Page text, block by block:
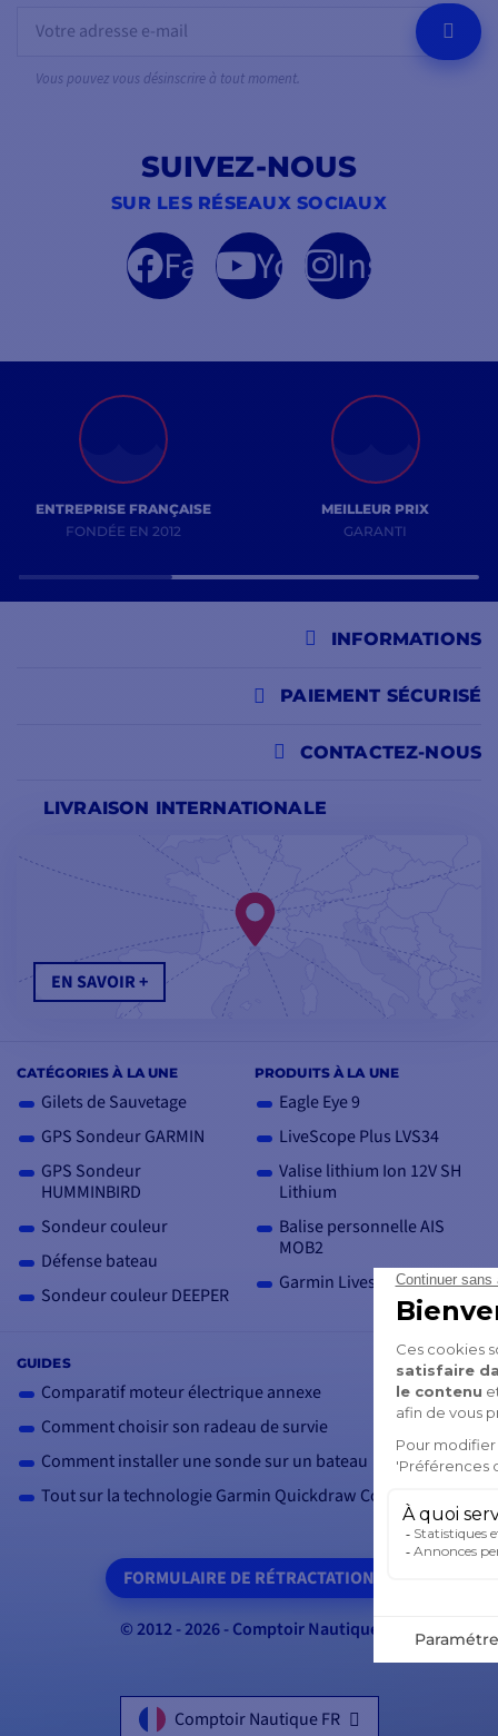
OK
Vous pouvez vous désinscrire à tout moment.
SUIVEZ-NOUS
SUR LES RÉSEAUX SOCIAUX
FacebookYouTubeInstagram
ENTREPRISE FRANÇAISE
FONDÉE EN 2012
MEILLEUR PRIX
GARANTI
INFORMATIONS
CATÉGORIES À LA UNE
Gilets de Sauvetage
GPS Sondeur GARMIN
GPS Sondeur
HUMMINBIRD
Sondeur couleur
Défense bateau
Sondeur couleur DEEPER
PRODUITS À LA UNE
Eagle Eye 9
LiveScope Plus LVS34
Valise lithium Ion 12V SH
Lithium
Balise personnelle AIS
MOB2
Garmin Livescope 2
GUIDES
Comparatif moteur électrique annexe
Comment choisir son radeau de survie
Comment installer une sonde sur un bateau
Tout sur la technologie Garmin Quickdraw Contour
LIVRAISON INTERNATIONALE
EN SAVOIR +
CONTACTEZ-NOUS
FORMULAIRE DE RÉTRACTATION
PAIEMENT SÉCURISÉ
© 2012 - 2026 - Comptoir Nautique
Comptoir Nautique FR